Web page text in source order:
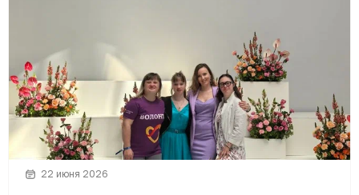
22 июня 2026